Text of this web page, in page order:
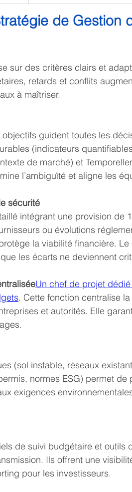
de Gestion
sur des critères clairs et
retards et conflits
à maîtriser.
guident toutes les
(indicateurs
de marché) et
l’ambiguïté et aligne les
sécurité
intégrant une provision de
ou évolutions
la viabilité financière.
les écarts ne deviennent
Un chef de projet
. Cette fonction centralise
et autorités. Elle
(sol instable, réseaux
normes ESG) permet
exigences
de suivi budgétaire et outils
Ils offrent une
pour les investisseurs.